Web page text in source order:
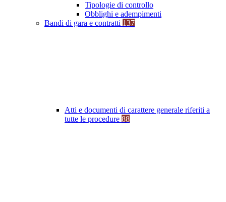
Tipologie di controllo
Obblighi e adempimenti
Bandi di gara e contratti 137
Atti e documenti di carattere generale riferiti a
tutte le procedure 88